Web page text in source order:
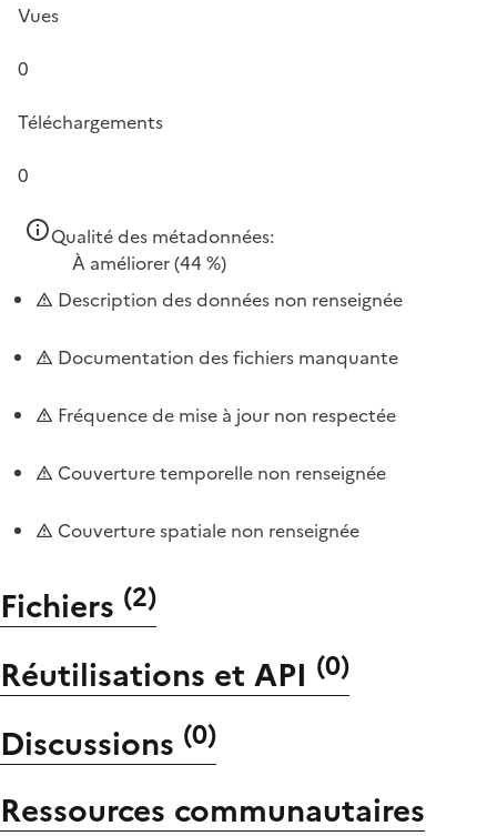
Vues
0
Téléchargements
0
Qualité des métadonnées:
À améliorer(44 %)
Description des données non renseignée
Documentation des fichiers manquante
Fréquence de mise à jour non respectée
Couverture temporelle non renseignée
Couverture spatiale non renseignée
Fichiers (2)
Réutilisations et API (0)
Discussions (0)
Ressources communautaires